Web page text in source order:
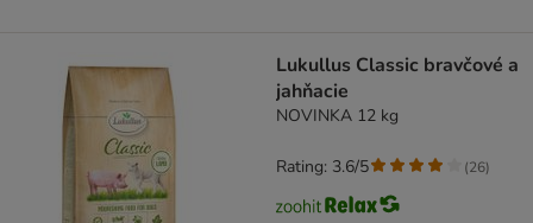
Lukullus Classic bravčové a
jahňacie
NOVINKA 12 kg
Rating: 3.6/5 (26)